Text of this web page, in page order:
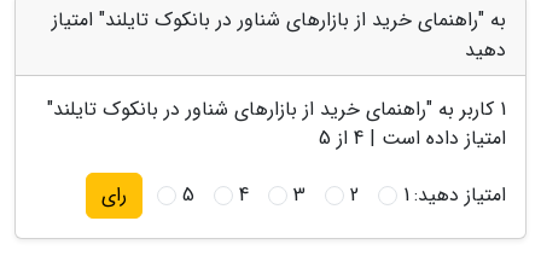
به "راهنمای خرید از بازارهای شناور در بانکوک تایلند" امتیاز
دهید
1 کاربر به "راهنمای خرید از بازارهای شناور در بانکوک تایلند"
امتیاز داده است | 4 از 5
امتیاز دهید:1
2
3
4
5 رای